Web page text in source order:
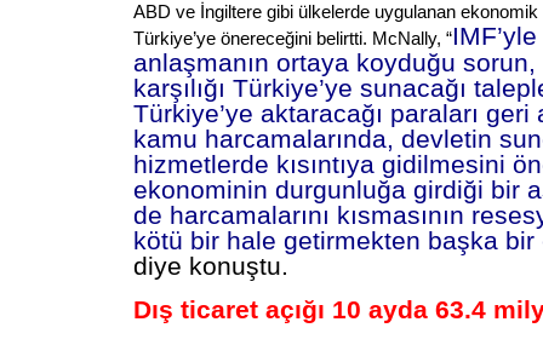
ABD ve İngiltere gibi ülkelerde uygulanan
Türkiye’ye önereceğini belirtti. McNally, “
anlaşmanın ortaya koyduğu sorun,
karşılığı Türkiye’ye sunacağı
Türkiye’ye aktaracağı paraları
kamu harcamalarında, devletin
hizmetlerde kısıntıya gidilmesini
ekonominin durgunluğa girdiği bir
de harcamalarını kısmasının
kötü bir hale getirmekten başka bir
diye konuştu.
Dış ticaret açığı 10 ayda 63.4